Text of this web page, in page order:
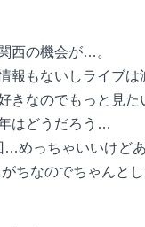
西の機会が…。
報もないしライブは
きなのでもっと見た
はどうだろう…
…めっちゃいいけど
ちなのでちゃんと